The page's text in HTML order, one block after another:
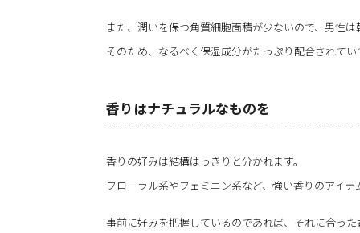
また、潤いを保つ角質細胞面積が少ないので、男性
そのため、なるべく保湿成分がたっぷり配合されて
香りはナチュラルなものを
香りの好みは結構はっきりと分かれます。
フローラル系やフェミニン系など、強い香りのアイ
事前に好みを把握しているのであれば、それに合っ